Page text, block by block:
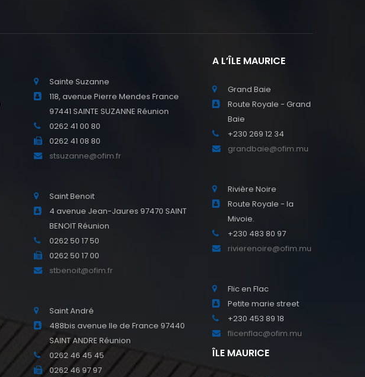
Sainte Suzanne
118, avenue Pierre Mendes France
97441 SAINTE SUZANNE Réunion
0262 41 00 80
0262 41 08 80
stsuzanne@ofim.fr
Saint Benoit
4 avenue Jean-Jaures 97470 SAINT
BENOIT Réunion
0262 50 17 50
0262 50 17 00
stbenoit@ofim.fr
Saint André
488bis avenue Ile de France 97440
SAINT ANDRE Réunion
0262 46 45 45
0262 46 97 97
A L’ÎLE MAURICE
Grand Baie
Route Royale - Grand
Baie
+230 269 12 34
grandbaie@ofim.mu
Rivière Noire
Route Royale - la
Mivoie.
+230 483 80 97
rivierenoire@ofim.mu
Flic en Flac
Petite marie street
+230 453 89 18
flicenflac@ofim.mu
ÎLE MAURICE